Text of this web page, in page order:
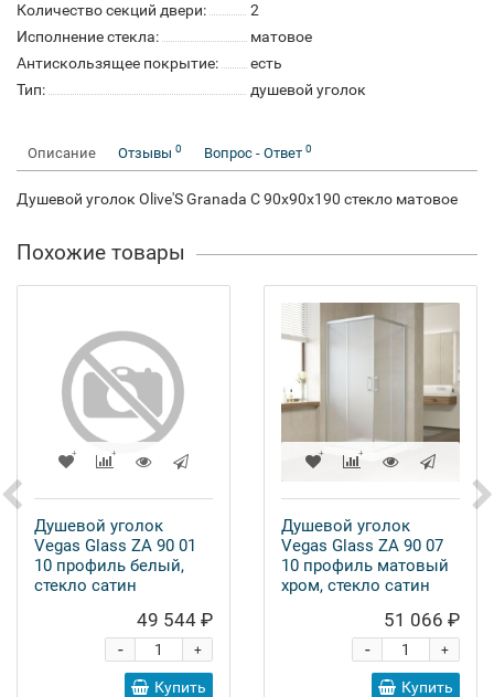
Количество секций двери:
2
Исполнение стекла:
матовое
Антискользящее покрытие:
есть
Тип:
душевой уголок
Описание Отзывы 0 Вопрос - Ответ 0
Душевой уголок Olive'S Granada C 90x90x190 стекло матовое
Похожие товары
Душевой уголок
Vegas Glass ZA 90 01
10 профиль белый,
стекло сатин
49 544 ₽
+
-
Купить
Душевой уголок
Vegas Glass ZA 90 07
10 профиль матовый
хром, стекло сатин
51 066 ₽
+
-
Купить